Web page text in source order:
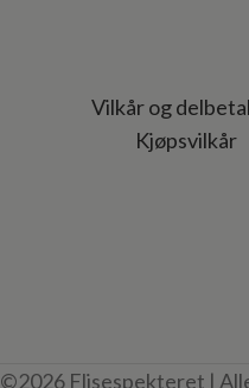
Vilkår og
Kjøpsvilkår
©2026 Flisespekteret |